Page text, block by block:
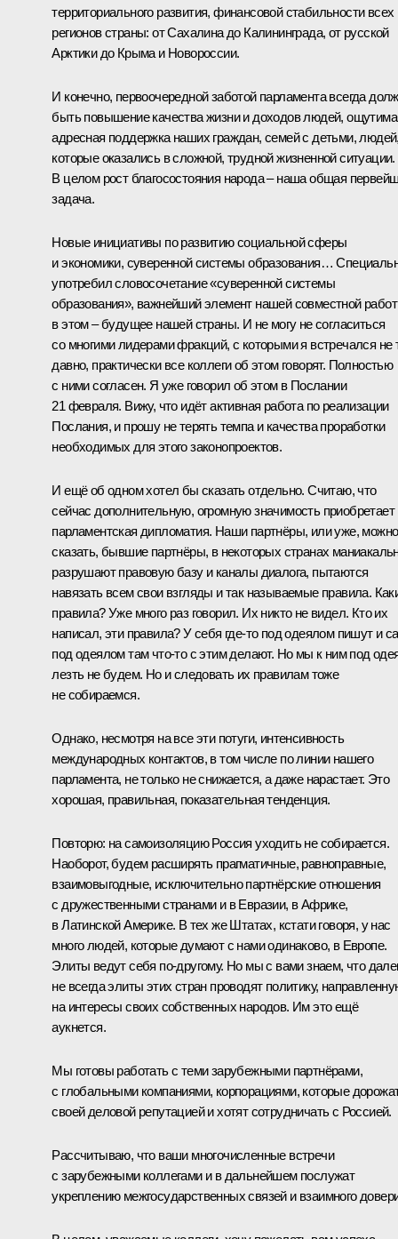
территориального развития, финансовой стабильности всех
регионов страны: от Сахалина до Калининграда, от русской
Арктики до Крыма и Новороссии.
И конечно, первоочередной заботой парламента всегда
быть повышение качества жизни и доходов людей,
адресная поддержка наших граждан, семей с детьми,
которые оказались в сложной, трудной жизненной ситуации.
В целом рост благосостояния народа – наша общая
задача.
Новые инициативы по развитию социальной сферы
и экономики, суверенной системы образования…
употребил словосочетание «суверенной системы
образования», важнейший элемент нашей совместной
в этом – будущее нашей страны. И не могу не согласиться
со многими лидерами фракций, с которыми я встречался не
давно, практически все коллеги об этом говорят. Полностью
с ними согласен. Я уже говорил об этом в Послании
21 февраля. Вижу, что идёт активная работа по реализации
Послания, и прошу не терять темпа и качества проработки
необходимых для этого законопроектов.
И ещё об одном хотел бы сказать отдельно. Считаю, что
сейчас дополнительную, огромную значимость приобретает
парламентская дипломатия. Наши партнёры, или уже, можно
сказать, бывшие партнёры, в некоторых странах
разрушают правовую базу и каналы диалога, пытаются
навязать всем свои взгляды и так называемые правила.
правила? Уже много раз говорил. Их никто не видел. Кто их
написал, эти правила? У себя где-то под одеялом пишут и
под одеялом там что-то с этим делают. Но мы к ним под
лезть не будем. Но и следовать их правилам тоже
не собираемся.
Однако, несмотря на все эти потуги, интенсивность
международных контактов, в том числе по линии нашего
парламента, не только не снижается, а даже нарастает. Это
хорошая, правильная, показательная тенденция.
Повторю: на самоизоляцию Россия уходить не собирается.
Наоборот, будем расширять прагматичные, равноправные,
взаимовыгодные, исключительно партнёрские отношения
с дружественными странами и в Евразии, в Африке,
в Латинской Америке. В тех же Штатах, кстати говоря, у нас
много людей, которые думают с нами одинаково, в Европе.
Элиты ведут себя по-другому. Но мы с вами знаем, что
не всегда элиты этих стран проводят политику,
на интересы своих собственных народов. Им это ещё
аукнется.
Мы готовы работать с теми зарубежными партнёрами,
с глобальными компаниями, корпорациями, которые
своей деловой репутацией и хотят сотрудничать с Россией.
Рассчитываю, что ваши многочисленные встречи
с зарубежными коллегами и в дальнейшем послужат
укреплению межгосударственных связей и взаимного